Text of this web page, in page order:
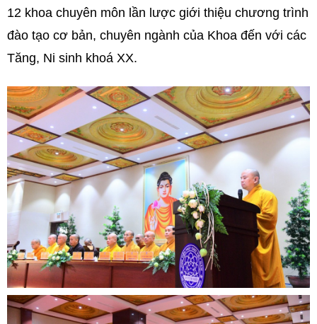
12 khoa chuyên môn lần lược giới thiệu chương trình
đào tạo cơ bản, chuyên ngành của Khoa đến với các
Tăng, Ni sinh khoá XX.